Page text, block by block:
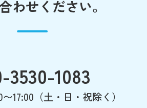
わせください。
3530-1083
17:00（土・日・祝除く）